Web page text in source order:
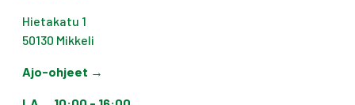
Hietakatu 1
50130 Mikkeli
Ajo-ohjeet →